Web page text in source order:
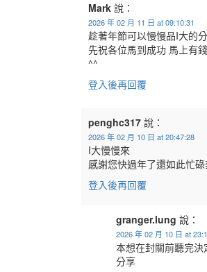
Mark 說：
2026 年 02 月 11 日 at 09:10:31
趁著年節可以慢慢品I大的
先祝各位馬到成功 馬上有
^^
登入後再回覆
penghc317 說：
2026 年 02 月 10 日 at 20:47:28
I大慢慢來
感謝您快過年了還如此忙
登入後再回覆
granger.lung 說：
2026 年 02 月 10 日 at
本想在封關前聽完
分享